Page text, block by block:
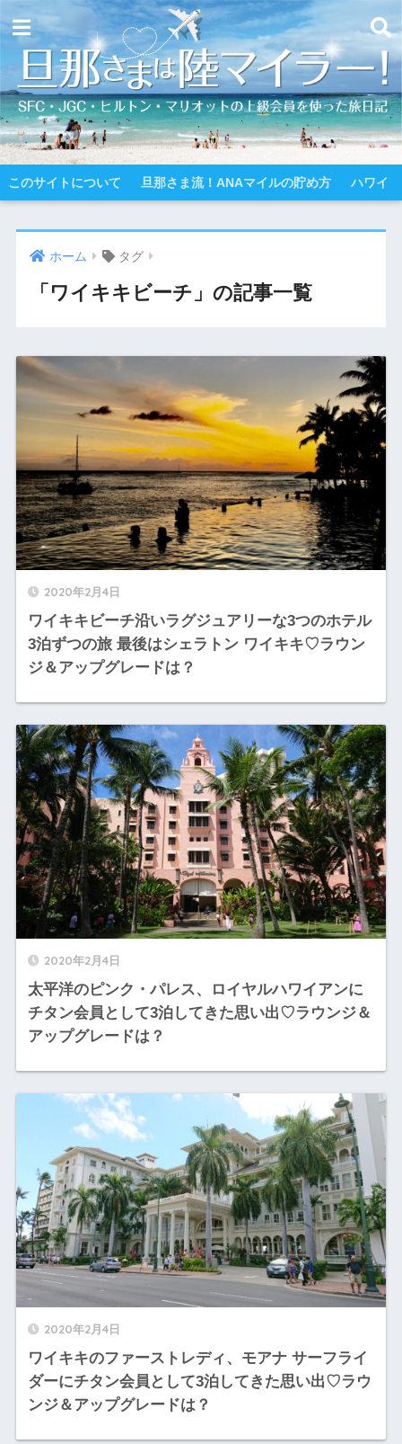
このサイトについて 旦那さま流！ANAマイルの貯め方 ハワイ
ホーム タグ
「ワイキキビーチ」の記事一覧
2020年2月4日
ワイキキビーチ沿いラグジュアリーな3つのホテル
3泊ずつの旅 最後はシェラトン ワイキキ♡ラウン
ジ＆アップグレードは？
2020年2月4日
太平洋のピンク・パレス、ロイヤルハワイアンに
チタン会員として3泊してきた思い出♡ラウンジ＆
アップグレードは？
2020年2月4日
ワイキキのファーストレディ、モアナ サーフライ
ダーにチタン会員として3泊してきた思い出♡ラウ
ンジ＆アップグレードは？